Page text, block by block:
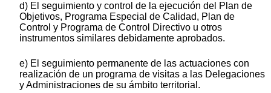
d) El seguimiento y control de la ejecución del Plan de
Objetivos, Programa Especial de Calidad, Plan de
Control y Programa de Control Directivo u otros
instrumentos similares debidamente aprobados.
e) El seguimiento permanente de las actuaciones con
realización de un programa de visitas a las Delegaciones
y Administraciones de su ámbito territorial.